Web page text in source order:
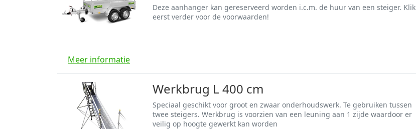
Meer informatie
Deze aanhanger kan gereserveerd worden i.c.m. de huur van een steiger. Klik
eerst verder voor de voorwaarden!
Werkbrug L 400 cm
Speciaal geschikt voor groot en zwaar onderhoudswerk. Te gebruiken tussen
twee steigers. Werkbrug is voorzien van een leuning aan 1 zijde waardoor er
veilig op hoogte gewerkt kan worden